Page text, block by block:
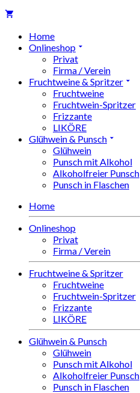
Home
Onlineshop
Privat
Firma / Verein
Fruchtweine & Spritzer
Fruchtweine
Fruchtwein-Spritzer
Frizzante
LIKÖRE
Glühwein & Punsch
Glühwein
Punsch mit Alkohol
Alkoholfreier Punsch
Punsch in Flaschen
Home
Onlineshop
Privat
Firma / Verein
Fruchtweine & Spritzer
Fruchtweine
Fruchtwein-Spritzer
Frizzante
LIKÖRE
Glühwein & Punsch
Glühwein
Punsch mit Alkohol
Alkoholfreier Punsch
Punsch in Flaschen